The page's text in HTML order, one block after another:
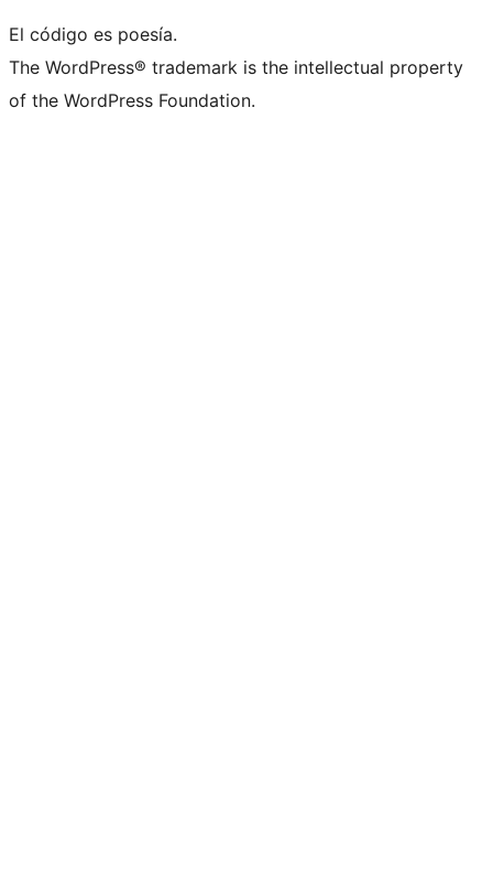
El código es poesía.
The WordPress® trademark is the intellectual property
of the WordPress Foundation.